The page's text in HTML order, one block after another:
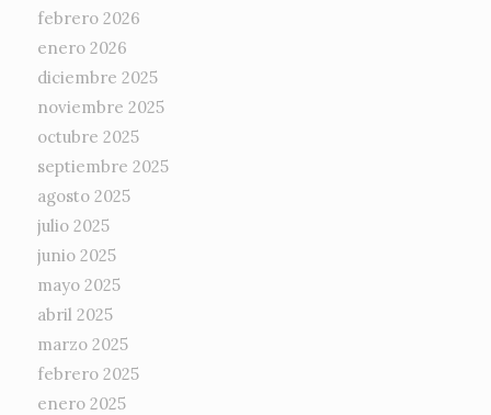
febrero 2026
enero 2026
diciembre 2025
noviembre 2025
octubre 2025
septiembre 2025
agosto 2025
julio 2025
junio 2025
mayo 2025
abril 2025
marzo 2025
febrero 2025
enero 2025